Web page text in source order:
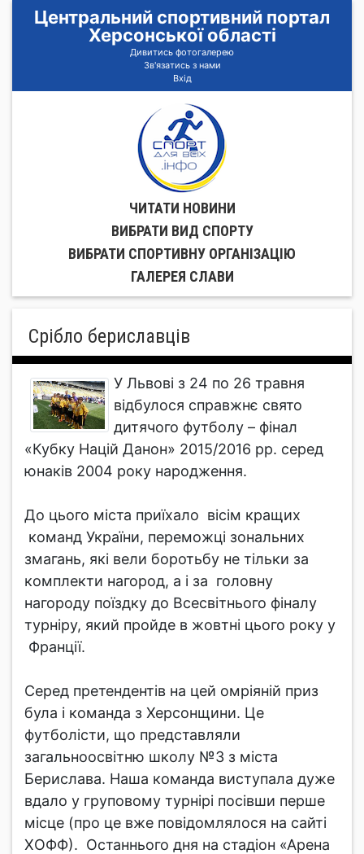
Центральний спортивний портал
Херсонської області
Дивитись фотогалерею
Зв'язатись з нами
Вхід
ЧИТАТИ НОВИНИ
ВИБРАТИ ВИД СПОРТУ
ВИБРАТИ СПОРТИВНУ ОРГАНIЗАЦIЮ
ГАЛЕРЕЯ СЛАВИ
Срібло бериславців
У Львові з 24 по 26 травня
відбулося справжнє свято
дитячого футболу – фінал
«Кубку Націй Данон» 2015/2016 рр. серед
юнаків 2004 року народження.
До цього міста приїхало вісім кращих
команд України, переможці зональних
змагань, які вели боротьбу не тільки за
комплекти нагород, а і за головну
нагороду поїздку до Всесвітнього фіналу
турніру, який пройде в жовтні цього року у
Франції.
Серед претендентів на цей омріяній приз
була і команда з Херсонщини. Це
футболісти, що представляли
загальноосвітню школу №3 з міста
Берислава. Наша команда виступала дуже
вдало у груповому турнірі посівши перше
місце (про це вже повідомлялося на сайті
ХОФФ). Останнього дня на стадіон «Арена